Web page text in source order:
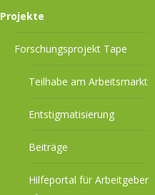
Projekte
Forschungsprojekt Tape
Teilhabe am Arbeitsmarkt
Entstigmatisierung
Beiträge
Hilfeportal für Arbeitgeber